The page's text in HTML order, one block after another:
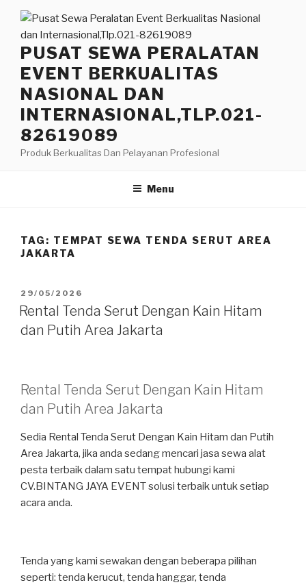
Lompat
konten
PUSAT SEWA PERALATAN
EVENT BERKUALITAS
NASIONAL DAN
INTERNASIONAL,TLP.021-
82619089
Produk Berkualitas Dan Pelayanan Profesional
Menu
TAG: TEMPAT SEWA TENDA SERUT AREA
JAKARTA
DIPOSKAN
PADA
29/05/2026
Rental Tenda Serut Dengan Kain Hitam
dan Putih Area Jakarta
Rental Tenda Serut Dengan Kain Hitam
dan Putih Area Jakarta
Sedia Rental Tenda Serut Dengan Kain Hitam dan Putih
Area Jakarta, jika anda sedang mencari jasa sewa alat
pesta terbaik dalam satu tempat hubungi kami
CV.BINTANG JAYA EVENT solusi terbaik untuk setiap
acara anda.
Tenda yang kami sewakan dengan beberapa pilihan
seperti: tenda kerucut, tenda hanggar, tenda